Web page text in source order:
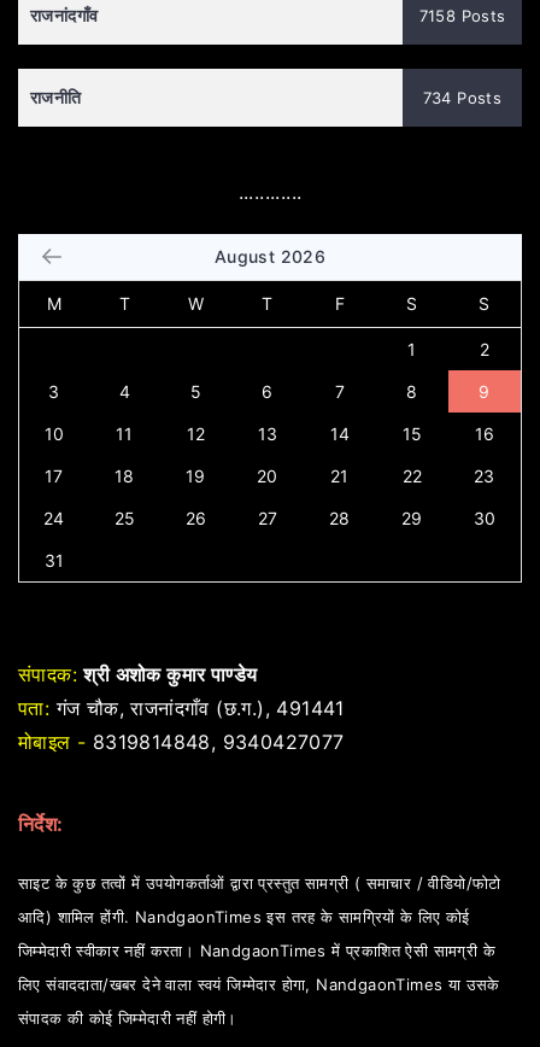
राजनांदगाँव 7158 Posts
राजनीति 734 Posts
............
August 2026
M T W T F S S
1 2
3 4 5 6 7 8 9
10 11 12 13 14 15 16
17 18 19 20 21 22 23
24 25 26 27 28 29 30
31
संपादक: श्री अशोक कुमार पाण्डेय
पता: गंज चौक, राजनांदगाँव (छ.ग.), 491441
मोबाइल - 8319814848, 9340427077
निर्देश:
साइट के कुछ तत्वों में उपयोगकर्ताओं द्वारा प्रस्तुत सामग्री ( समाचार / वीडियो/फोटो
आदि) शामिल होंगी. NandgaonTimes इस तरह के सामग्रियों के लिए कोई
जिम्मेदारी स्वीकार नहीं करता। NandgaonTimes में प्रकाशित ऐसी सामग्री के
लिए संवाददाता/खबर देने वाला स्वयं जिम्मेदार होगा, NandgaonTimes या उसके
संपादक की कोई जिम्मेदारी नहीं होगी।